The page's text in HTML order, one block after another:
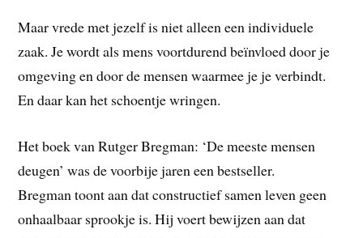
Maar vrede met jezelf is niet alleen een individuele
zaak. Je wordt als mens voortdurend beïnvloed door je
omgeving en door de mensen waarmee je je verbindt.
En daar kan het schoentje wringen.
Het boek van Rutger Bregman: ‘De meeste mensen
deugen’ was de voorbije jaren een bestseller.
Bregman toont aan dat constructief samen leven geen
onhaalbaar sprookje is. Hij voert bewijzen aan dat